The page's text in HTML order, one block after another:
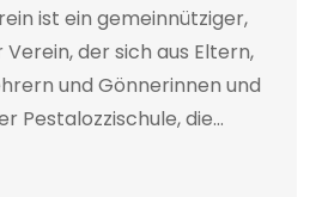
ist ein gemeinnütziger,
der sich aus Eltern,
und Gönnerinnen und
Pestalozzischule, die…